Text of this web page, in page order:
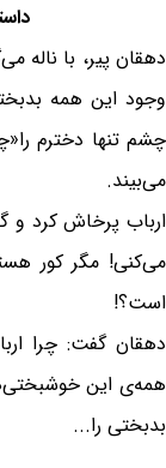
داستانک ۱ -
دهقان پیر، با ناله
وجود این همه
چشم تنها دخترم
می‌بیند.
ارباب پرخاش کرد
می‌کنی! مگر کور
است؟!
دهقان گفت: چرا
همه‌‌ی این
بدبختی را...